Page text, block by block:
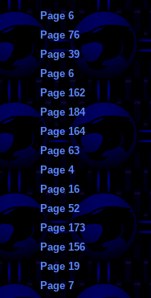
Page 6
Page 76
Page 39
Page 6
Page 162
Page 184
Page 164
Page 63
Page 4
Page 16
Page 52
Page 173
Page 156
Page 19
Page 7